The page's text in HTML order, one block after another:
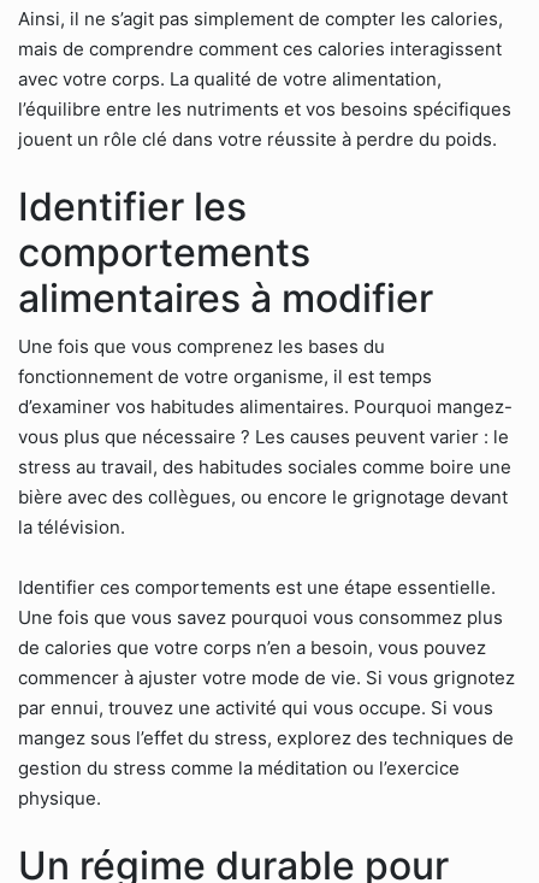
Ainsi, il ne s’agit pas simplement de compter les calories,
mais de comprendre comment ces calories interagissent
avec votre corps. La qualité de votre alimentation,
l’équilibre entre les nutriments et vos besoins spécifiques
jouent un rôle clé dans votre réussite à perdre du poids.
Identifier les
comportements
alimentaires à modifier
Une fois que vous comprenez les bases du
fonctionnement de votre organisme, il est temps
d’examiner vos habitudes alimentaires. Pourquoi mangez-
vous plus que nécessaire ? Les causes peuvent varier : le
stress au travail, des habitudes sociales comme boire une
bière avec des collègues, ou encore le grignotage devant
la télévision.
Identifier ces comportements est une étape essentielle.
Une fois que vous savez pourquoi vous consommez plus
de calories que votre corps n’en a besoin, vous pouvez
commencer à ajuster votre mode de vie. Si vous grignotez
par ennui, trouvez une activité qui vous occupe. Si vous
mangez sous l’effet du stress, explorez des techniques de
gestion du stress comme la méditation ou l’exercice
physique.
Un régime durable pour